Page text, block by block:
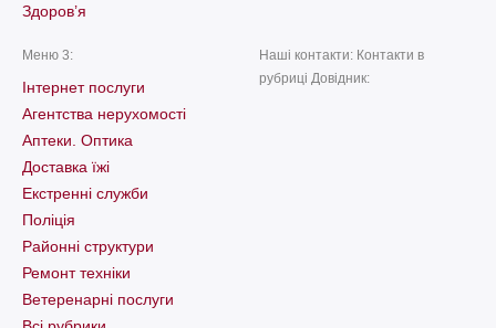
Здоров’я
Меню 3:
Інтернет послуги
Агентства нерухомості
Аптеки. Оптика
Доставка їжі
Екстренні служби
Поліція
Районні структури
Ремонт техніки
Ветеренарні послуги
Наші контакти: Контакти в
рубриці Довідник: